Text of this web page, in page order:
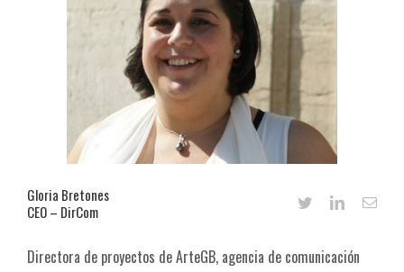
Gloria Bretones
CEO – DirCom
Directora de proyectos de ArteGB, agencia de comunicación